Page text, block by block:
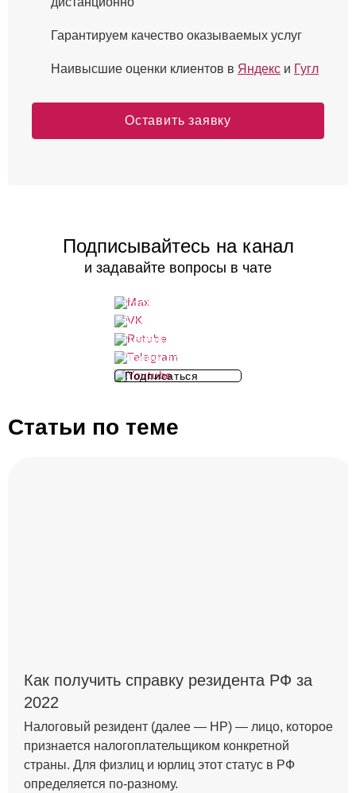
Гарантируем качество оказываемых услуг
Наивысшие оценки клиентов в Яндекс и Гугл
Оставить заявку
Подписывайтесь на канал
и задавайте вопросы в чате
Подписаться
Подписаться
Подписаться
Подписаться
Подписаться
Статьи по теме
Как получить справку резидента РФ за
2022
Налоговый резидент (далее — НР) — лицо, которое
признается налогоплательщиком конкретной
страны. Для физлиц и юрлиц этот статус в РФ
определяется по-разному.